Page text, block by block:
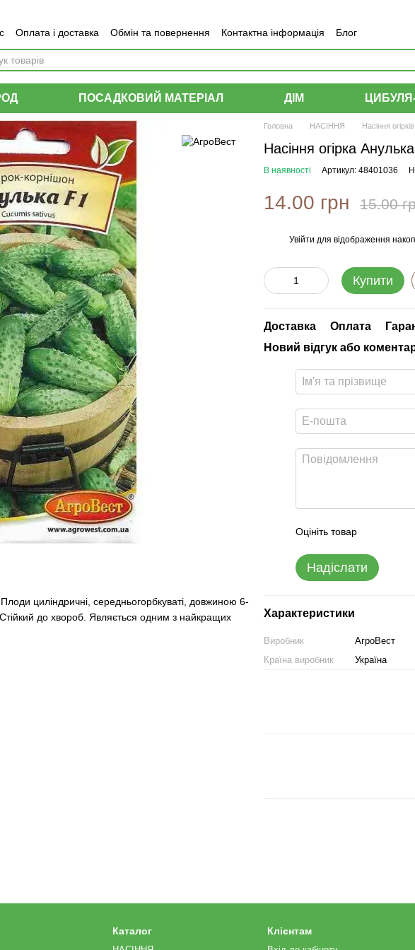
Оплата і доставка Обмін та повернення Контактна інформація
Блог
користувача
ПОСАДКОВИЙ МАТЕРІАЛ ДІМ
циліндричні, середньогорбкуваті, довжиною 6-
до хвороб. Являється одним з найкращих
Головна НАСІННЯ Насіння огірків
Насіння огірка
В наявності Артикул: 48401036
14.00 грн 15.00
Увійти для відображення
Купити
Доставка Оплата
Новий відгук або
Оцініть товар
Надіслати
Характеристики
Виробник
АгроВест
Країна виробник
Україна
Каталог Клієнтам